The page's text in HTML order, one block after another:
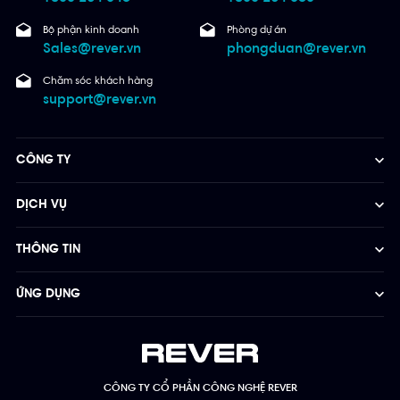
Bộ phận kinh doanh
Sales@rever.vn
Phòng dự án
phongduan@rever.vn
Chăm sóc khách hàng
support@rever.vn
CÔNG TY CỔ PHẦN CÔNG NGHỆ REVER
CÔNG TY
DỊCH VỤ
THÔNG TIN
ỨNG DỤNG